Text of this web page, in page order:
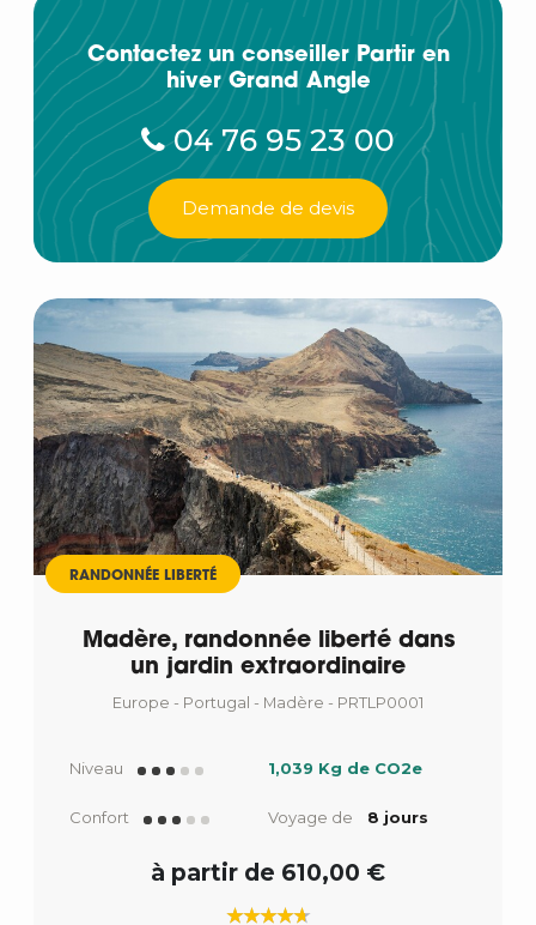
Contactez un conseiller Partir en
hiver Grand Angle
04 76 95 23 00
Demande de devis
RANDONNÉE LIBERTÉ
Madère, randonnée liberté dans
un jardin extraordinaire
Europe - Portugal - Madère - PRTLP0001
Niveau 1,039 Kg de CO2e
Confort Voyage de 8 jours
à partir de 610,00 €